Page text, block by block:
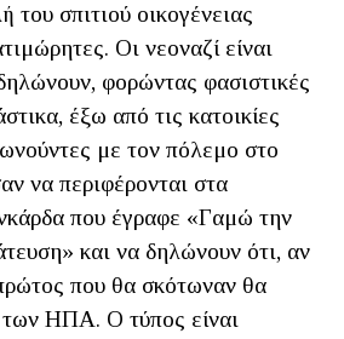
του σπιτιού οικογένειας
Οι νεοναζί είναι
φορώντας φασιστικές
έξω από τις κατοικίες
με τον πόλεμο στο
να περιφέρονται στα
που έγραφε «Γαμώ την
και να δηλώνουν ότι, αν
που θα σκότωναν θα
ΗΠΑ. Ο τύπος είναι